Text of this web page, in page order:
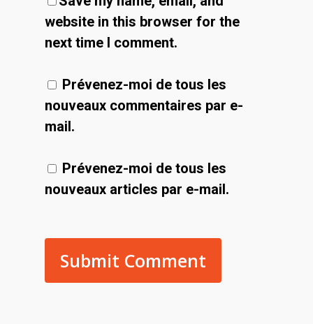
website in this browser for the
next time I comment.
Prévenez-moi de tous les
nouveaux commentaires par e-
mail.
Prévenez-moi de tous les
nouveaux articles par e-mail.